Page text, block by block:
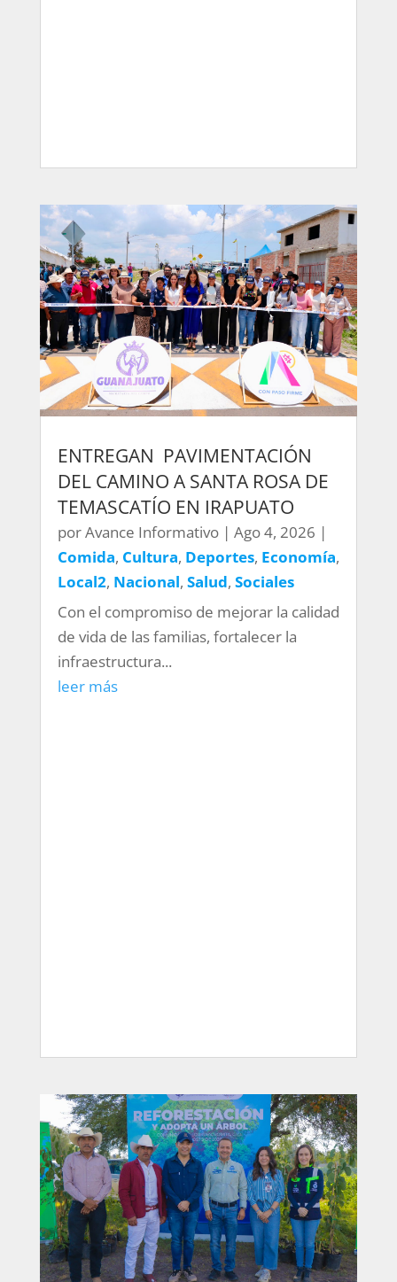
ENTREGAN PAVIMENTACIÓN
DEL CAMINO A SANTA ROSA DE
TEMASCATÍO EN IRAPUATO
porAvance Informativo| Ago 4, 2026 |
Comida, Cultura, Deportes, Economía,
Local2, Nacional, Salud, Sociales
Con el compromiso de mejorar la calidad
de vida de las familias, fortalecer la
infraestructura...
leer más